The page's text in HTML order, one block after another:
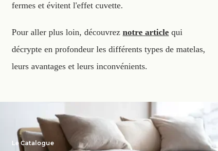
fermes et évitent l'effet cuvette.
Pour aller plus loin, découvrez notre article qui
décrypte en profondeur les différents types de matelas,
leurs avantages et leurs inconvénients.
Le Catalogue